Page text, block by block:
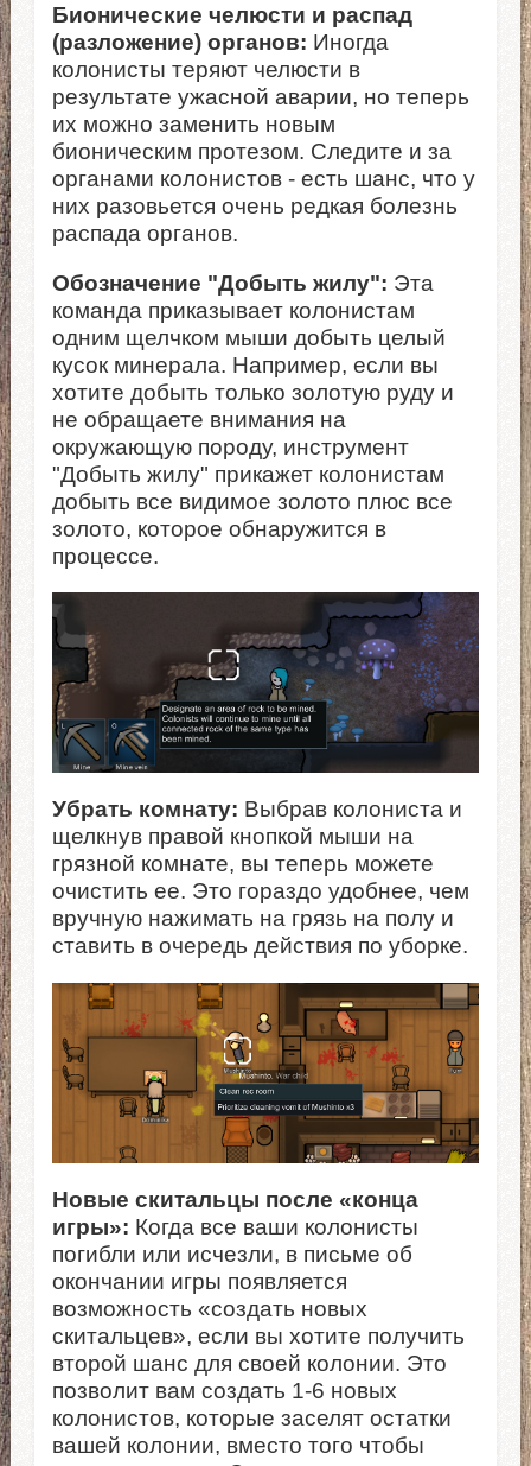
Бионические челюсти и распад
(разложение) органов: Иногда
колонисты теряют челюсти в
результате ужасной аварии, но теперь
их можно заменить новым
бионическим протезом. Следите и за
органами колонистов - есть шанс, что у
них разовьется очень редкая болезнь
распада органов.
Обозначение "Добыть жилу": Эта
команда приказывает колонистам
одним щелчком мыши добыть целый
кусок минерала. Например, если вы
хотите добыть только золотую руду и
не обращаете внимания на
окружающую породу, инструмент
"Добыть жилу" прикажет колонистам
добыть все видимое золото плюс все
золото, которое обнаружится в
процессе.
Убрать комнату: Выбрав колониста и
щелкнув правой кнопкой мыши на
грязной комнате, вы теперь можете
очистить ее. Это гораздо удобнее, чем
вручную нажимать на грязь на полу и
ставить в очередь действия по уборке.
Новые скитальцы после «конца
игры»: Когда все ваши колонисты
погибли или исчезли, в письме об
окончании игры появляется
возможность «создать новых
скитальцев», если вы хотите получить
второй шанс для своей колонии. Это
позволит вам создать 1-6 новых
колонистов, которые заселят остатки
вашей колонии, вместо того чтобы